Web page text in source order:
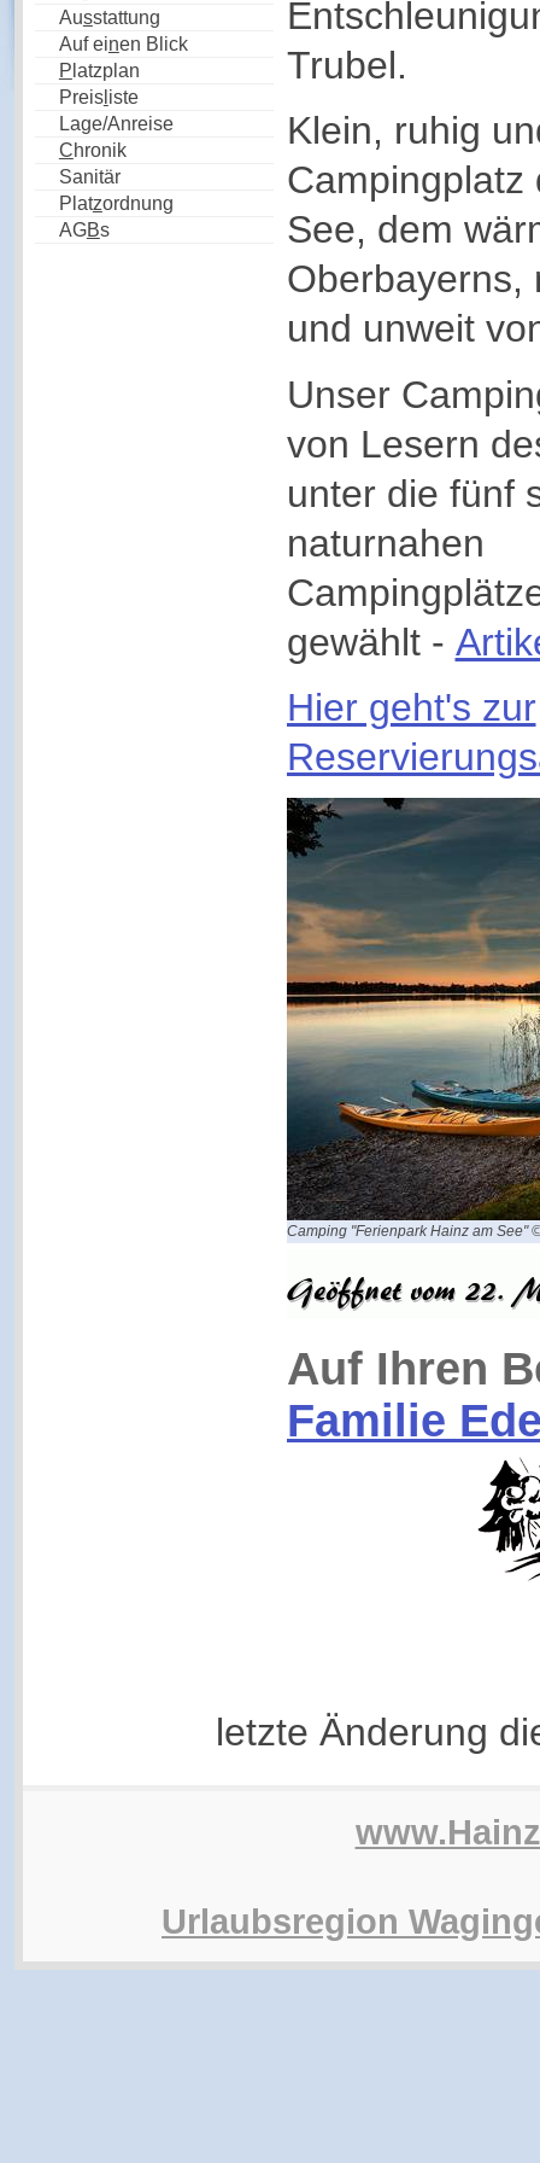
Ausstattung
Auf einen Blick
P latzplan
Preisl iste
Lage/Anreise
Chronik
Sanitär
Platzordnung
AGBs
Trubel.
Klein, ruhig
Campingplatz
See, dem
Oberbayerns,
und unweit
Unser
von Lesern
unter die fünf
naturnahen
gewählt -
Hier geht's zur
Camping "Ferienpark Hainz am See"
Auf Ihren
Familie
letzte Änderung
Urlaubsregion